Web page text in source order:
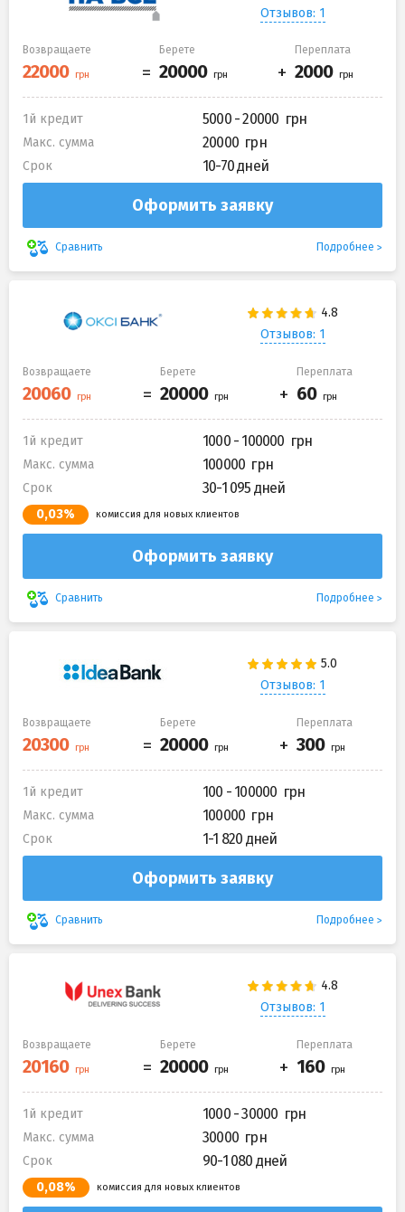
Отзывов: 1
Возвращаете Берете Переплата
1й кредит 5000 - 20000
Макс. сумма 20000
Срок 10-70 дней
Оформить заявку
Сравнить Подробнее
Отзывов: 1
Возвращаете Берете Переплата
1й кредит 1000 - 100000
Макс. сумма 100000
Срок 30-1 095 дней
0,03% комиссия для новых клиентов
Оформить заявку
Сравнить Подробнее
Отзывов: 1
Возвращаете Берете Переплата
1й кредит 100 - 100000
Макс. сумма 100000
Срок 1-1 820 дней
Оформить заявку
Сравнить Подробнее
Отзывов: 1
Возвращаете Берете Переплата
1й кредит 1000 - 30000
Макс. сумма 30000
Срок 90-1 080 дней
0,08% комиссия для новых клиентов